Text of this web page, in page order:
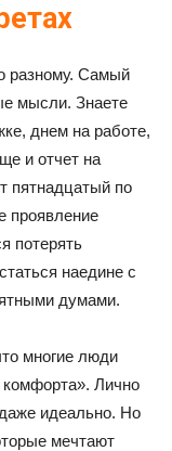
разному. Самый
мысли. Знаете
днем на работе,
и отчет на
пятнадцатый по
проявление
потерять
наедине с
думами.
многие люди
Лично
идеально. Но
мечтают